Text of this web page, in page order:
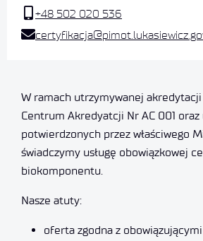
+48 502 020 536
W ramach utrzymywanej
Centrum Akredyatcji Nr AC 001
potwierdzonych przez właściwego
świadczymy usługę obowiązkowej
biokomponentu.
Nasze atuty:
oferta zgodna z